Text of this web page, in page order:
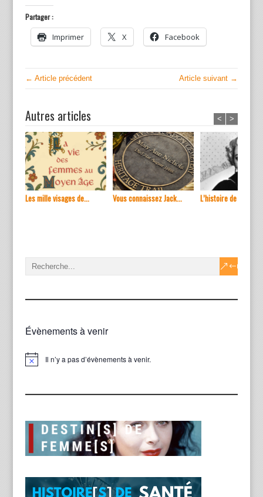
Partager :
Imprimer X Facebook
← Article précédent Article suivant →
Autres articles
Les mille visages de... Vous connaissez Jack... L’histoire de ...
< >
Évènements à venir
Notice Il n’y a pas d’évènements à venir.